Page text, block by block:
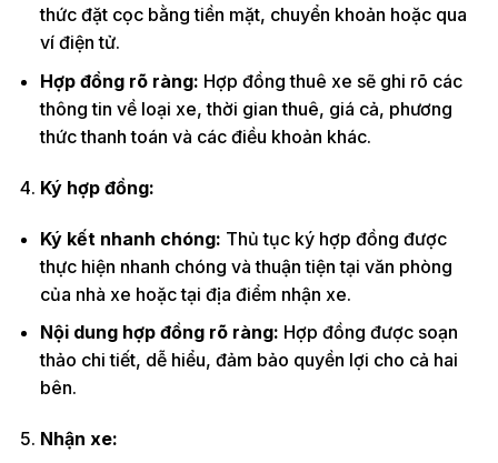
thức đặt cọc bằng tiền mặt, chuyển khoản hoặc qua
ví điện tử.
Hợp đồng rõ ràng: Hợp đồng thuê xe sẽ ghi rõ các
thông tin về loại xe, thời gian thuê, giá cả, phương
thức thanh toán và các điều khoản khác.
Ký hợp đồng:
Ký kết nhanh chóng: Thủ tục ký hợp đồng được
thực hiện nhanh chóng và thuận tiện tại văn phòng
của nhà xe hoặc tại địa điểm nhận xe.
Nội dung hợp đồng rõ ràng: Hợp đồng được soạn
thảo chi tiết, dễ hiểu, đảm bảo quyền lợi cho cả hai
bên.
Nhận xe: